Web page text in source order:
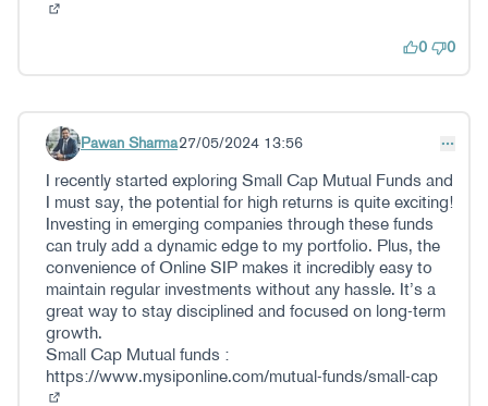
0 0
Iruzkindu 65
Pawan Sharma27/05/2024 13:56
I recently started exploring Small Cap Mutual Funds and
I must say, the potential for high returns is quite exciting!
Investing in emerging companies through these funds
can truly add a dynamic edge to my portfolio. Plus, the
convenience of Online SIP makes it incredibly easy to
maintain regular investments without any hassle. It’s a
great way to stay disciplined and focused on long-term
growth.
Small Cap Mutual funds :
https://www.mysiponline.com/mutual-funds/small-cap